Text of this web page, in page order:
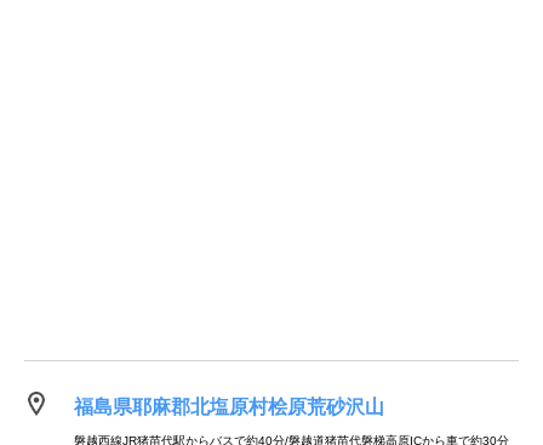
福島県耶麻郡北塩原村桧原荒砂沢山
磐越西線JR猪苗代駅からバスで約40分/磐越道猪苗代磐梯高原ICから車で約30分